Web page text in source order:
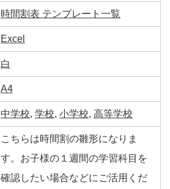
時間割表 テンプレート一覧
Excel
白
A4
中学校, 学校, 小学校, 高等学校
こちらは時間割の雛形になりま
す。お子様の１週間の学習科目を
確認したい場合などにご活用くだ